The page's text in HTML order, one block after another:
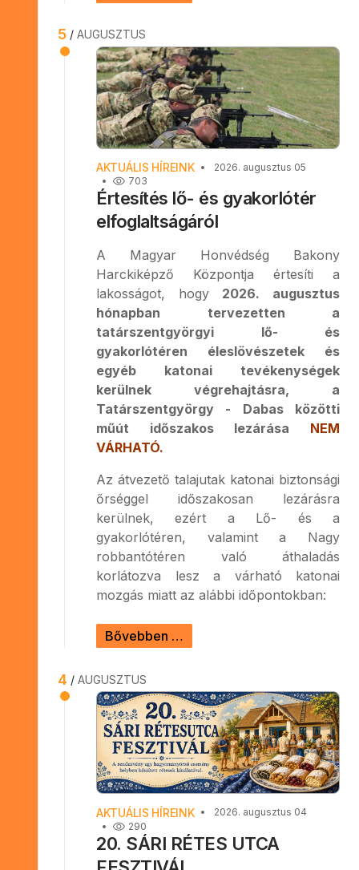
5 AUGUSZTUS
AKTUÁLIS HÍREINK
2026. augusztus 05
703
Értesítés lő- és gyakorlótér
elfoglaltságáról
A Magyar Honvédség Bakony
Harckiképző Központja értesíti a
lakosságot, hogy 2026. augusztus
hónapban tervezetten a
tatárszentgyörgyi lő- és
gyakorlótéren éleslövészetek és
egyéb katonai tevékenységek
kerülnek végrehajtásra, a
Tatárszentgyörgy - Dabas közötti
műút időszakos lezárása NEM
VÁRHATÓ.
Az átvezető talajutak katonai biztonsági
őrséggel időszakosan lezárásra
kerülnek, ezért a Lő- és a
gyakorlótéren, valamint a Nagy
robbantótéren való áthaladás
korlátozva lesz a várható katonai
mozgás miatt az alábbi időpontokban:
Bővebben …
4 AUGUSZTUS
AKTUÁLIS HÍREINK
2026. augusztus 04
290
20. SÁRI RÉTES UTCA